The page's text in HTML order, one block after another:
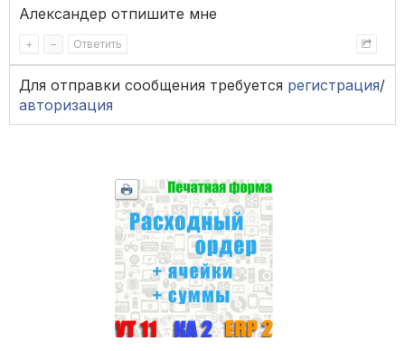
Александер отпишите мне
+ – Ответить
Для отправки сообщения требуется регистрация/
авторизация